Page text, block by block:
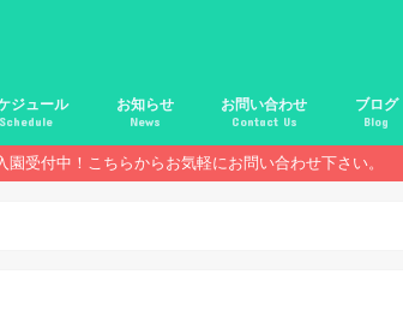
験談
ジュール
Schedule
スケジュール
レッスンの流れ
行事
お知らせ
News
お問い合わせ
Contact Us
ブログ
Blog
未分類
PAP
ACCESS
園受付中！こちらからお気軽にお問い合わせ下さい。